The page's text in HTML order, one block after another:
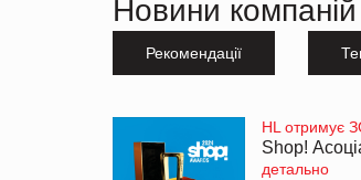
Новини компаній
Рекомендації
HL отримує
Shop!
детально